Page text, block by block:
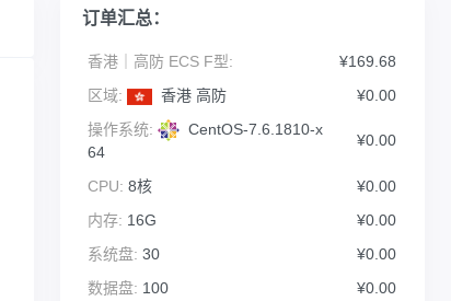
订单汇总：
香港｜高防 ECS F型:
¥169.68
区域:
香港 高防
¥0.00
操作系统:
CentOS-7.6.1810-x
64
¥0.00
CPU: 8核
¥0.00
内存: 16G
¥0.00
系统盘: 30
¥0.00
数据盘: 100
¥0.00